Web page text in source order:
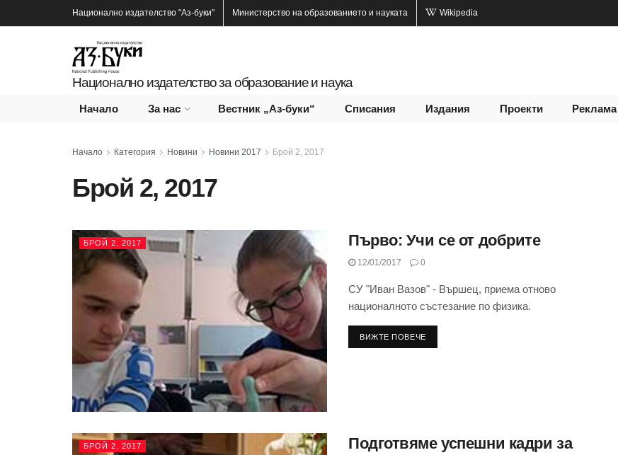
Национално издателство "Аз-буки" Министерство на образованието и науката Wikipedia
Национално издателство за образование и наука
Начало За нас Вестник „Аз-буки“ Списания Издания Проекти Реклама
Начало Категория Новини Новини 2017 Брой 2, 2017
Брой 2, 2017
БРОЙ 2, 2017 Първо: Учи се от добрите
12/01/2017 0
СУ "Иван Вазов" - Вършец, приема отново
националното състезание по физика.
ВИЖТЕ ПОВЕЧЕ
БРОЙ 2, 2017
Подготвяме успешни кадри за